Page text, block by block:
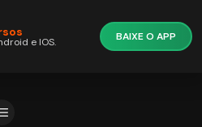
e IOS. BAIXE O APP